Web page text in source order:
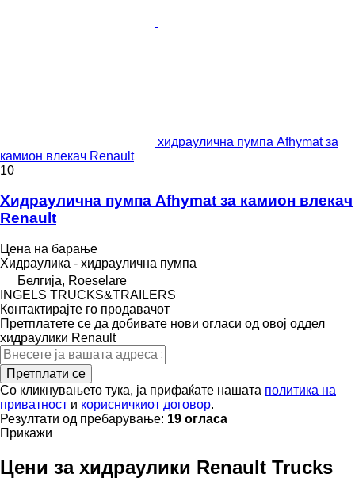
хидраулична пумпа Afhymat за
камион влекач Renault
10
Хидраулична пумпа Afhymat за камион влекач
Renault
Цена на барање
Хидраулика - хидраулична пумпа
Белгија, Roeselare
INGELS TRUCKS&TRAILERS
Контактирајте го продавачот
Претплатете се да добивате нови огласи од овој оддел
хидраулики Renault
Претплати се
Со кликнувањето тука, ја прифаќате нашата политика на
приватност и корисничкиот договор.
Резултати од пребарување: 19 огласа
Прикажи
Цени за хидраулики Renault Trucks